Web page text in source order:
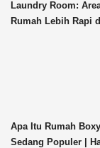
Laundry Room:
Rumah Lebih Rapi
Apa Itu Rumah
Sedang Populer |